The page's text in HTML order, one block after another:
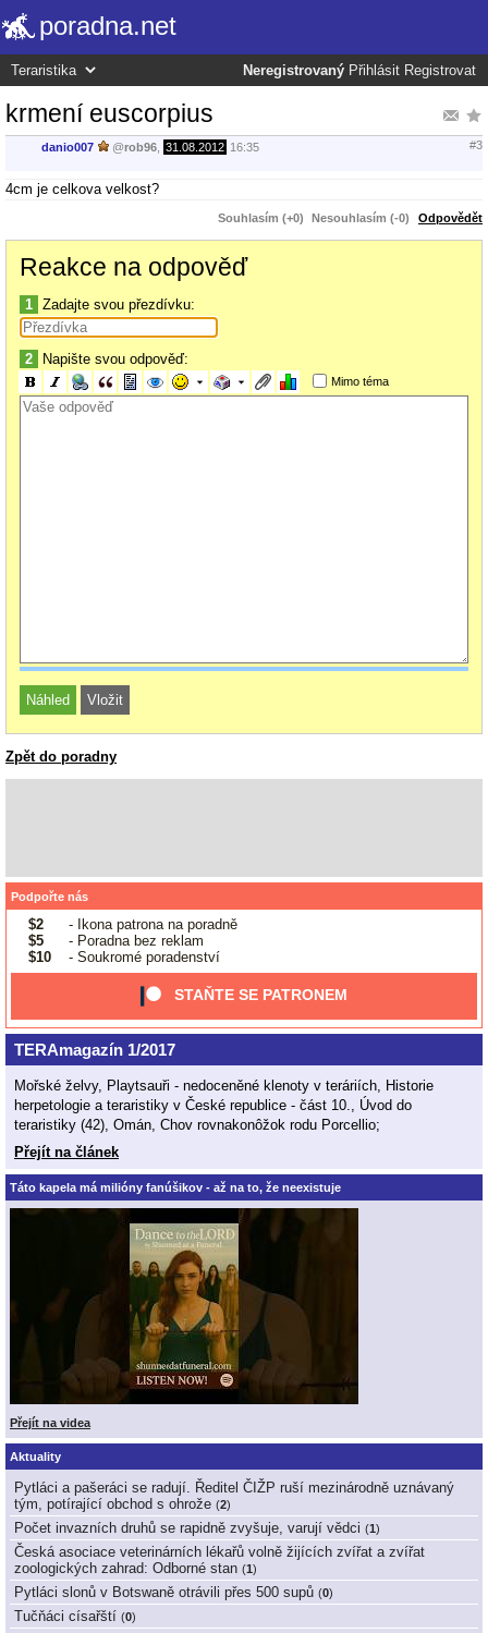
poradna.net
Neregistrovaný Přihlásit Registrovat
krmení euscorpius
danio007 @rob96 31.08.2012 16:35 #3
4cm je celkova velkost?
Souhlasím (+0) Nesouhlasím (-0) Odpovědět
Reakce na odpověď
1 Zadajte svou přezdívku:
2 Napište svou odpověď:
Mimo téma
Zpět do poradny
Podpořte nás
$2
- Ikona patrona na poradně
$5
- Poradna bez reklam
$10
- Soukromé poradenství
STAŇTE SE PATRONEM
TERAmagazín 1/2017
Mořské želvy, Playtsauři - nedoceněné klenoty v teráriích, Historie
herpetologie a teraristiky v České republice - část 10., Úvod do
teraristiky (42), Omán, Chov rovnakonôžok rodu Porcellio;
Přejít na článek
Táto kapela má milióny fanúšikov - až na to, že neexistuje
Přejít na videa
Aktuality
Pytláci a pašeráci se radují. Ředitel ČIŽP ruší mezinárodně uznávaný
tým, potírající obchod s ohrože (2)
Počet invazních druhů se rapidně zvyšuje, varují vědci (1 )
Česká asociace veterinárních lékařů volně žijících zvířat a zvířat
zoologických zahrad: Odborné stan (1 )
Pytláci slonů v Botswaně otrávili přes 500 supů (0)
Tučňáci císařští (0)